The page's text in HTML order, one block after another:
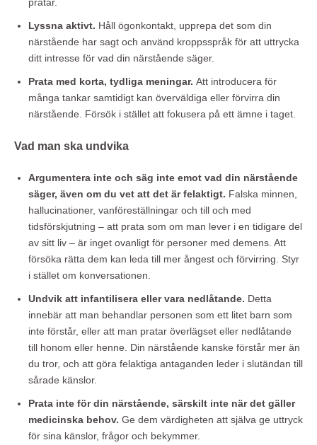
Lyssna aktivt. Håll ögonkontakt, upprepa det som din
närstående har sagt och använd kroppsspråk för att uttrycka
ditt intresse för vad din närstående säger.
Prata med korta, tydliga meningar. Att introducera för
många tankar samtidigt kan överväldiga eller förvirra din
närstående. Försök i stället att fokusera på ett ämne i taget.
Vad man ska undvika
Argumentera inte och säg inte emot vad din närstående
säger, även om du vet att det är felaktigt. Falska minnen,
hallucinationer, vanföreställningar och till och med
tidsförskjutning – att prata som om man lever i en tidigare del
av sitt liv – är inget ovanligt för personer med demens. Att
försöka rätta dem kan leda till mer ångest och förvirring. Styr
i stället om konversationen.
Undvik att infantilisera eller vara nedlåtande. Detta
innebär att man behandlar personen som ett litet barn som
inte förstår, eller att man pratar överlägset eller nedlåtande
till honom eller henne. Din närstående kanske förstår mer än
du tror, och att göra felaktiga antaganden leder i slutändan till
sårade känslor.
Prata inte för din närstående, särskilt inte när det gäller
medicinska behov. Ge dem värdigheten att själva ge uttryck
för sina känslor, frågor och bekymmer.